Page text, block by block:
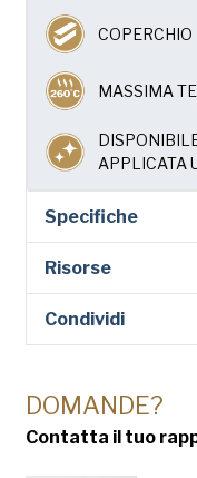
MASSIMA
APPLICATA
Specifiche
Risorse
Condividi
DOMANDE?
Contatta il tuo